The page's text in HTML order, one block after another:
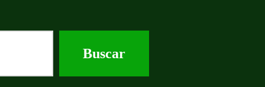
Buscar